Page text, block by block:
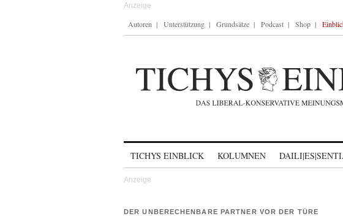
Autoren Unterstützung Grundsätze Podcast Shop
TICHYS EINBLICK KOLUMNEN
DER UNBERECHENBARE PARTNER VOR DER TÜRE